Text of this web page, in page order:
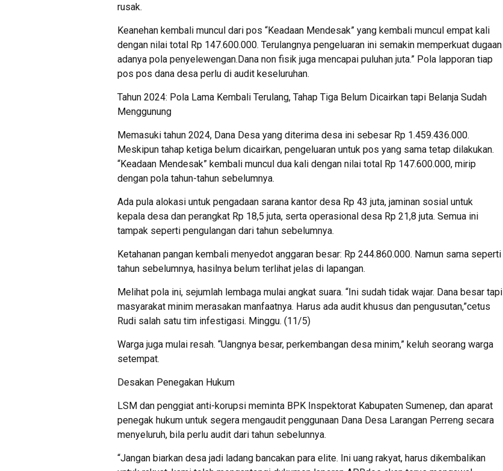
rusak.
Keanehan kembali muncul dari pos “Keadaan Mendesak” yang kembali muncul empat kali
dengan nilai total Rp 147.600.000. Terulangnya pengeluaran ini semakin memperkuat dugaan
adanya pola penyelewengan.Dana non fisik juga mencapai puluhan juta.” Pola lapporan tiap
pos pos dana desa perlu di audit keseluruhan.
Tahun 2024: Pola Lama Kembali Terulang, Tahap Tiga Belum Dicairkan tapi Belanja Sudah
Menggunung
Memasuki tahun 2024, Dana Desa yang diterima desa ini sebesar Rp 1.459.436.000.
Meskipun tahap ketiga belum dicairkan, pengeluaran untuk pos yang sama tetap dilakukan.
“Keadaan Mendesak” kembali muncul dua kali dengan nilai total Rp 147.600.000, mirip
dengan pola tahun-tahun sebelumnya.
Ada pula alokasi untuk pengadaan sarana kantor desa Rp 43 juta, jaminan sosial untuk
kepala desa dan perangkat Rp 18,5 juta, serta operasional desa Rp 21,8 juta. Semua ini
tampak seperti pengulangan dari tahun sebelumnya.
Ketahanan pangan kembali menyedot anggaran besar: Rp 244.860.000. Namun sama seperti
tahun sebelumnya, hasilnya belum terlihat jelas di lapangan.
Melihat pola ini, sejumlah lembaga mulai angkat suara. “Ini sudah tidak wajar. Dana besar tapi
masyarakat minim merasakan manfaatnya. Harus ada audit khusus dan pengusutan,”cetus
Rudi salah satu tim infestigasi. Minggu. (11/5)
Warga juga mulai resah. “Uangnya besar, perkembangan desa minim,” keluh seorang warga
setempat.
Desakan Penegakan Hukum
LSM dan penggiat anti-korupsi meminta BPK Inspektorat Kabupaten Sumenep, dan aparat
penegak hukum untuk segera mengaudit penggunaan Dana Desa Larangan Perreng secara
menyeluruh, bila perlu audit dari tahun sebelunnya.
“Jangan biarkan desa jadi ladang bancakan para elite. Ini uang rakyat, harus dikembalikan